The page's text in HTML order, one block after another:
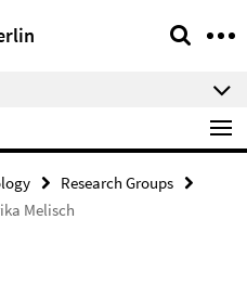
Research Groups
Melisch